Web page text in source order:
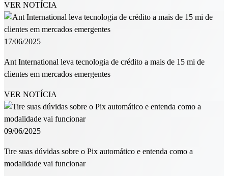
VER NOTÍCIA
17/06/2025
Ant International leva tecnologia de crédito a mais de 15 mi de
clientes em mercados emergentes
VER NOTÍCIA
09/06/2025
Tire suas dúvidas sobre o Pix automático e entenda como a
modalidade vai funcionar